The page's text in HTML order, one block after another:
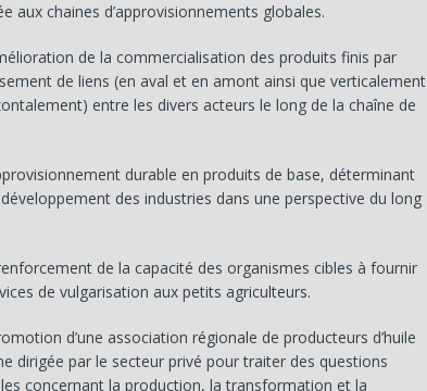
aux chaines d’approvisionnements globales.
de la commercialisation des produits finis par
de liens (en aval et en amont ainsi que verticalement
entre les divers acteurs le long de la chaîne de
durable en produits de base, déterminant
des industries dans une perspective du long
de la capacité des organismes cibles à fournir
de vulgarisation aux petits agriculteurs.
d’une association régionale de producteurs d’huile
dirigée par le secteur privé pour traiter des questions
concernant la production, la transformation et la